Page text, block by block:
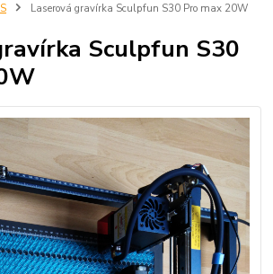
Laserová gravírka Sculpfun S30 Pro max 20W
Sculpfun S30